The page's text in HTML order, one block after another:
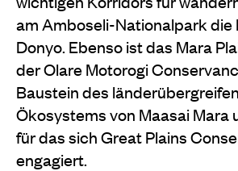
am Amboseli-Nationalpark die
Donyo. Ebenso ist das Mara
der Olare Motorogi
Baustein des
Ökosystems von Maasai Mara
für das sich Great Plains
engagiert.